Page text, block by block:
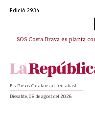
Edició 2934
SOS Costa Brava es planta
Els Països Catalans al teu abast
Dissabte, 08 de agost del 2026